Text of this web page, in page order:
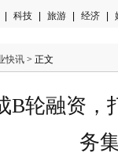
科技 旅游 经济
快讯 > 正文
B轮融资，
务